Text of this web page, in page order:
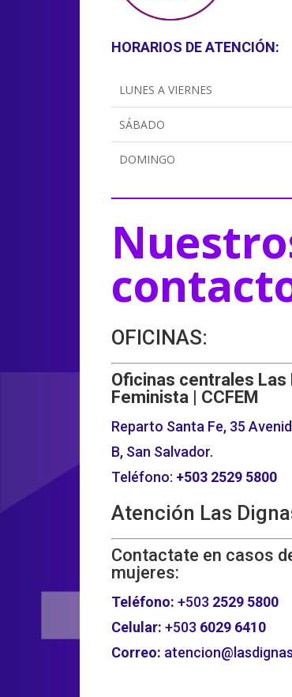
HORARIOS DE ATENCIÓN:
LUNES A VIERNES
SÁBADO
DOMINGO
OFICINAS:
Oficinas centrales Las
Feminista | CCFEM
Reparto Santa Fe, 35
B, San Salvador.
Teléfono: +503 2529 5800
Atención Las
Contactate en casos
mujeres:
Teléfono: +503 2529 5800
Celular: +503 6029 6410
Correo: